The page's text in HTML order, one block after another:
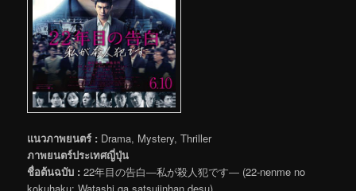
แนวภาพยนตร์ : Drama, Mystery, Thriller
ภาพยนตร์ประเทศญี่ปุ่น
ชื่อต้นฉบับ : 22年目の告白―私が殺人犯です― (22-nenme no